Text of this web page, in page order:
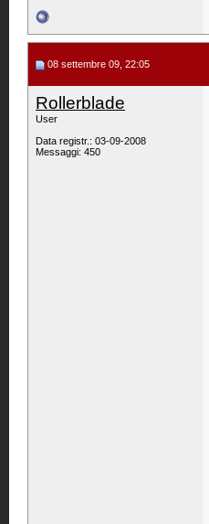
08 settembre 09, 22:05
Rollerblade
User
Data registr.: 03-09-2008
Messaggi: 450